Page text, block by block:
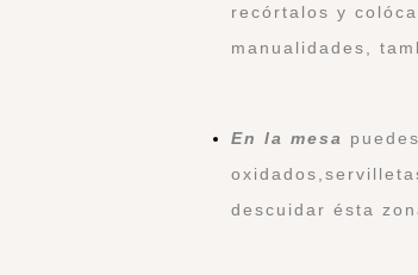
recórtalos y
manualidades,
En la mesa
descuidar ésta